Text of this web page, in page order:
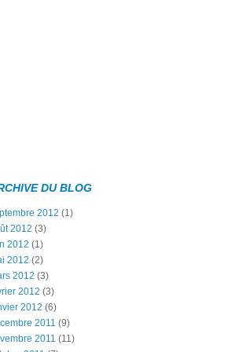
DU BLOG
2012 (1)
2012 (3)
2012 (1)
2012 (2)
2012 (3)
2012 (3)
2012 (6)
2011 (9)
2011 (11)